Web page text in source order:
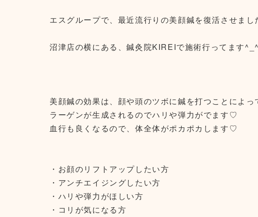
エスグループで、最近流行りの美顔鍼を復活させまし
沼津店の横にある、鍼灸院KIREIで施術行ってます^_^
美顔鍼の効果は、顔や頭のツボに鍼を打つことによ
ラーゲンが生成されるのでハリや弾力がでます♡
血行も良くなるので、体全体がポカポカします♡
・お顔のリフトアップしたい方
・アンチエイジングしたい方
・ハリや弾力がほしい方
・コリが気になる方